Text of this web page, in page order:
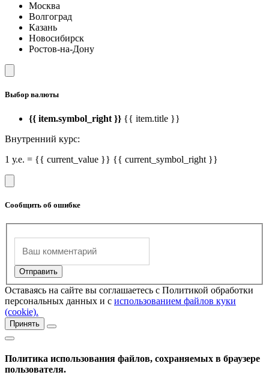
Москва
Волгоград
Казань
Новосибирск
Ростов-на-Дону
Выбор валюты
{{ item.symbol_right }} {{ item.title }}
Внутренний курс:
1 у.е. = {{ current_value }} {{ current_symbol_right }}
Сообщить об ошибке
Оставаясь на сайте вы соглашаетесь с Политикой обработки
персональных данных и с использованием файлов куки
(cookie).
Принять
Политика использования файлов, сохраняемых в браузере
пользователя.